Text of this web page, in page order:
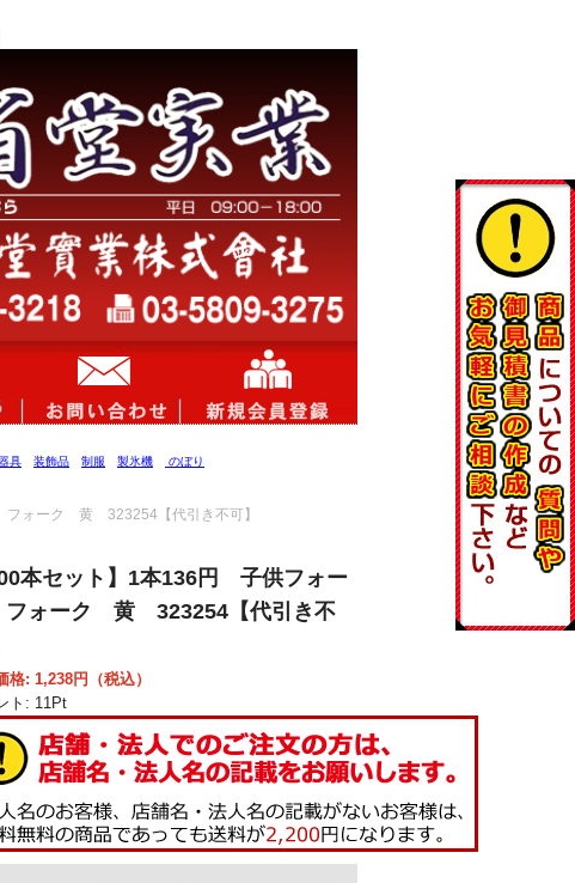
具 装飾品 制服 製氷機 のぼり
ォーク 黄 323254【代引き不可】
本セット】1本136円 子供フォー
ォーク 黄 323254【代引き不
格: 1,238円（税込）
ト: 11 Pt